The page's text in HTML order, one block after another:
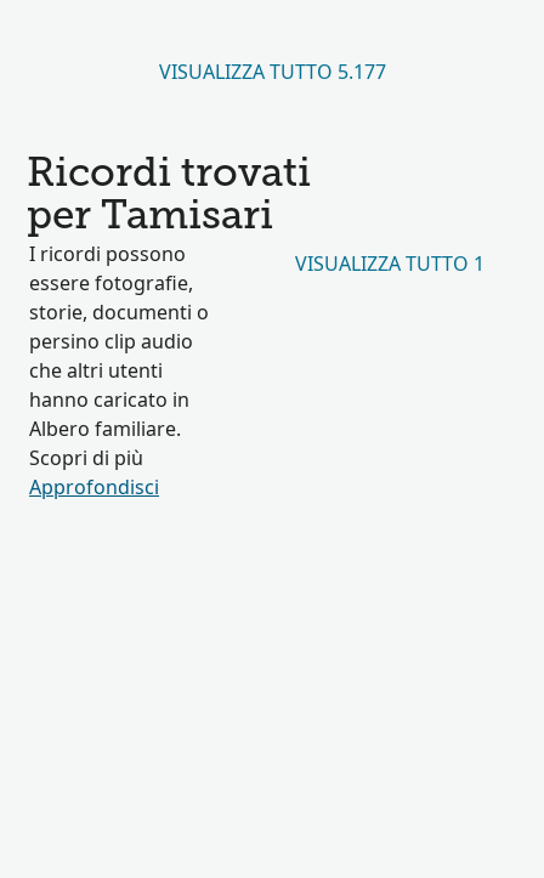
VISUALIZZA TUTTO 5.177
Ricordi trovati
per Tamisari
I ricordi possono
essere fotografie,
storie, documenti o
persino clip audio
che altri utenti
hanno caricato in
Albero familiare.
Scopri di più
Approfondisci
VISUALIZZA TUTTO 1